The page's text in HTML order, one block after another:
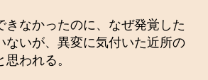
きなかったのに、なぜ発覚した
ないが、異変に気付いた近所の
われる。